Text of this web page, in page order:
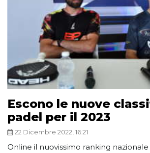
Escono le nuove
padel per il 2023
22 Dicembre 2022, 16:21
Online il nuovissimo ranking